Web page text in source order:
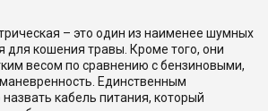
– это один из наименее шумных
для кошения травы. Кроме того, они
весом по сравнению с бензиновыми,
Единственным
кабель питания, который